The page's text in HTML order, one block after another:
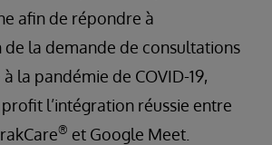
afin de répondre à
de la demande de consultations
la pandémie de COVID-19,
l’intégration réussie entre
® et Google Meet.